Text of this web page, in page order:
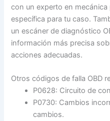
con un experto en
específica para tu caso.
un escáner de diagnóstico
información más precisa
acciones adecuadas.
Otros códigos de falla OBD
P0628: Circuito de
P0730: Cambios
cambios.